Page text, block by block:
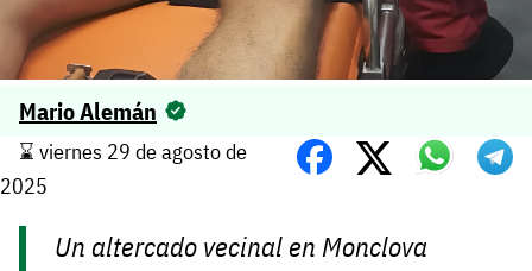
Mario Alemán
⌛️ viernes 29 de agosto de
2025
Un altercado vecinal en Monclova